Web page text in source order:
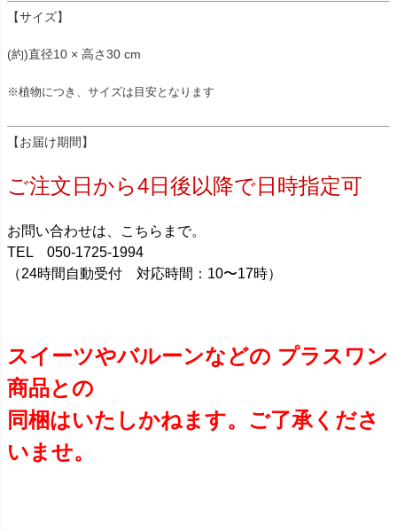
【サイズ】
(約)直径10 × 高さ30 cm
※植物につき、サイズは目安となります
【お届け期間】
ご注文日から4日後以降で日時指定可
お問い合わせは、こちらまで。
TEL 050-1725-1994
（24時間自動受付 対応時間：10〜17時）
スイーツやバルーンなどの プラスワン
商品との
同梱はいたしかねます。ご了承くださ
いませ。